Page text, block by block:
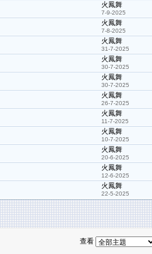
火鳳舞
7-9-2025
火鳳舞
7-8-2025
火鳳舞
31-7-2025
火鳳舞
30-7-2025
火鳳舞
30-7-2025
火鳳舞
26-7-2025
火鳳舞
11-7-2025
火鳳舞
10-7-2025
火鳳舞
20-6-2025
火鳳舞
12-6-2025
火鳳舞
22-5-2025
查看